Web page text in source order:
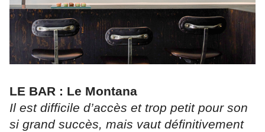
LE BAR : Le Montana
Il est difficile d’accès et trop petit pour son
si grand succès, mais vaut définitivement